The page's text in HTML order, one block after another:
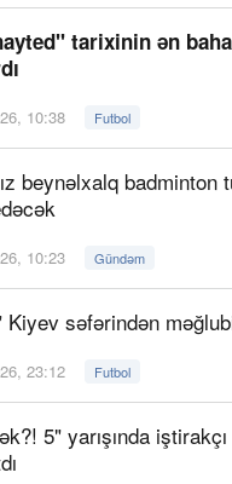
tarixinin ən
10:38 Futbol
beynəlxalq badminton
10:23 Gündəm
səfərindən
23:12 Futbol
5" yarışında